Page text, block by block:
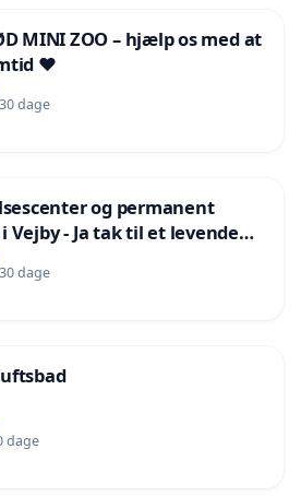
MINI ZOO – hjælp os med at
❤️
dage
og permanent
- Ja tak til et levende
dage
dage